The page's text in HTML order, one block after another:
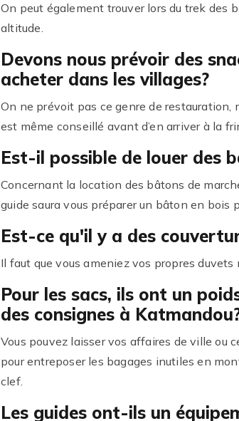
On peut également trouver lors du trek des
altitude.
Devons nous prévoir des
acheter dans les villages?
On ne prévoit pas ce genre de restauration,
est même conseillé avant d’en arriver à la
Est-il possible de louer des
Concernant la location des bâtons de
guide saura vous préparer un bâton en bois
Est-ce qu'il y a des
Il faut que vous ameniez vos propres
Pour les sacs, ils ont un
des consignes à
Vous pouvez laisser vos affaires de ville ou
pour entreposer les bagages inutiles en
clef.
Les guides ont-ils un